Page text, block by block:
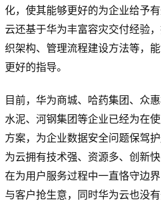
化，使其能够更好的为企业给予
云还基于华为丰富容灾交付经验
织架构、管理流程建设方法等，
更好的指导。
目前，华为商城、哈药集团、众
水泥、河钢集团等企业已经为在
方案，为企业数据安全问题保驾
为云拥有技术强、资源多、创新
在为用户服务过程中一直恪守边
与客户抢生意，同时华为云也没